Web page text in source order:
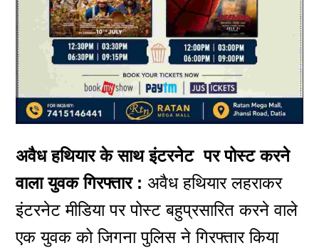
अवैध हथियार के साथ इंटरनेट पर पोस्ट करने
वाला युवक गिरफ्तार : अवैध हथियार लहराकर
इंटरनेट मीडिया पर पोस्ट बहुप्रसारित करने वाले
एक युवक को जिगना पुलिस ने गिरफ्तार किया